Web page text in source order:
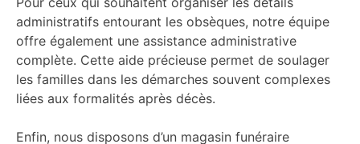
administratifs entourant les obsèques, notre équipe
offre également une assistance administrative
complète. Cette aide précieuse permet de soulager
les familles dans les démarches souvent complexes
liées aux formalités après décès.
Enfin, nous disposons d’un magasin funéraire